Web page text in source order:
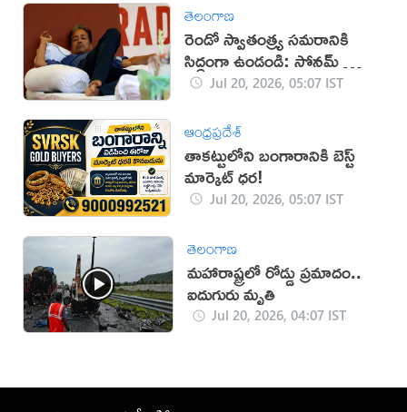
తెలంగాణ
రెండో స్వాతంత్ర్య సమరానికి
సిద్ధంగా ఉండండి: సోనమ్ వాంగ్
చుక్ పిలుపు
Jul 20, 2026, 05:07 IST
ఆంధ్రప్రదేశ్
తాకట్టులోని బంగారానికి బెస్ట్
మార్కెట్ ధర!
Jul 20, 2026, 05:07 IST
తెలంగాణ
మహారాష్ట్రలో రోడ్డు ప్రమాదం..
ఐదుగురు మృతి
Jul 20, 2026, 04:07 IST